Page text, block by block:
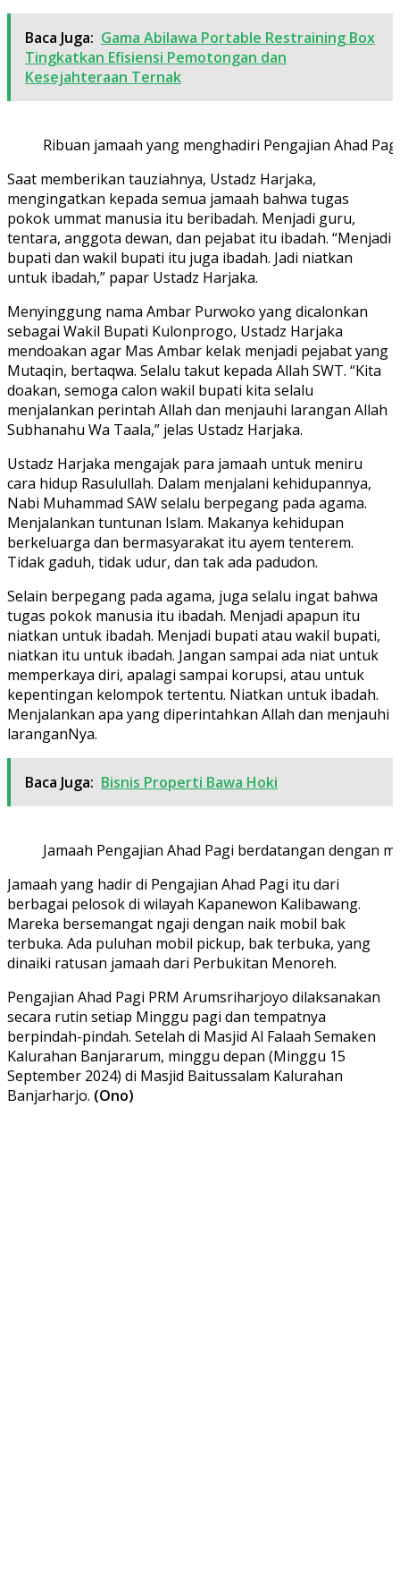
Baca Juga: Gama Abilawa Portable Restraining Box
Tingkatkan Efisiensi Pemotongan dan
Kesejahteraan Ternak
Ribuan jamaah yang menghadiri Pengajian Ahad
Saat memberikan tauziahnya, Ustadz Harjaka,
mengingatkan kepada semua jamaah bahwa tugas
pokok ummat manusia itu beribadah. Menjadi guru,
tentara, anggota dewan, dan pejabat itu ibadah. “Menjadi
bupati dan wakil bupati itu juga ibadah. Jadi niatkan
untuk ibadah,” papar Ustadz Harjaka.
Menyinggung nama Ambar Purwoko yang dicalonkan
sebagai Wakil Bupati Kulonprogo, Ustadz Harjaka
mendoakan agar Mas Ambar kelak menjadi pejabat yang
Mutaqin, bertaqwa. Selalu takut kepada Allah SWT. “Kita
doakan, semoga calon wakil bupati kita selalu
menjalankan perintah Allah dan menjauhi larangan Allah
Subhanahu Wa Taala,” jelas Ustadz Harjaka.
Ustadz Harjaka mengajak para jamaah untuk meniru
cara hidup Rasulullah. Dalam menjalani kehidupannya,
Nabi Muhammad SAW selalu berpegang pada agama.
Menjalankan tuntunan Islam. Makanya kehidupan
berkeluarga dan bermasyarakat itu ayem tenterem.
Tidak gaduh, tidak udur, dan tak ada padudon.
Selain berpegang pada agama, juga selalu ingat bahwa
tugas pokok manusia itu ibadah. Menjadi apapun itu
niatkan untuk ibadah. Menjadi bupati atau wakil bupati,
niatkan itu untuk ibadah. Jangan sampai ada niat untuk
memperkaya diri, apalagi sampai korupsi, atau untuk
kepentingan kelompok tertentu. Niatkan untuk ibadah.
Menjalankan apa yang diperintahkan Allah dan menjauhi
laranganNya.
Baca Juga: Bisnis Properti Bawa Hoki
Jamaah Pengajian Ahad Pagi berdatangan dengan
Jamaah yang hadir di Pengajian Ahad Pagi itu dari
berbagai pelosok di wilayah Kapanewon Kalibawang.
Mareka bersemangat ngaji dengan naik mobil bak
terbuka. Ada puluhan mobil pickup, bak terbuka, yang
dinaiki ratusan jamaah dari Perbukitan Menoreh.
Pengajian Ahad Pagi PRM Arumsriharjoyo dilaksanakan
secara rutin setiap Minggu pagi dan tempatnya
berpindah-pindah. Setelah di Masjid Al Falaah Semaken
Kalurahan Banjararum, minggu depan (Minggu 15
September 2024) di Masjid Baitussalam Kalurahan
Banjarharjo. (Ono)